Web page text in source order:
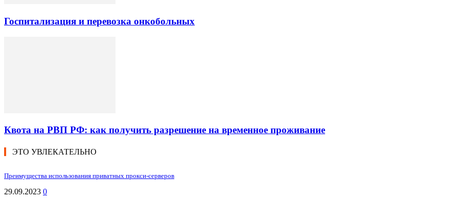
Госпитализация и перевозка онкобольных
Квота на РВП РФ: как получить разрешение на временное проживание
ЭТО УВЛЕКАТЕЛЬНО
Преимущества использования приватных прокси-серверов
29.09.2023 0